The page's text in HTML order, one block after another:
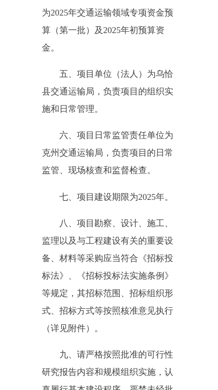
监管、现场核查和监督检查。
监理以及与工程建设有关的重要设
备、材料等采购应当符合《招标投
标法》、《招标投标法实施条例》
（详见附件）。
九、请严格按照批准的可行性
真履行基本建设程序，严禁未经批
准擅自变更内容和建设规模。加强
项目建设管理，严格遵守项目法人
责任制、招标投标制、工程监理
制、合同管理制等规定，严把工程
质量和安全关，确保项目早日建成
发挥效益。项目开工后，及时在自
报项目开工、建设进度、资金使
用、完工等信息，并同步上传佐证
资料。